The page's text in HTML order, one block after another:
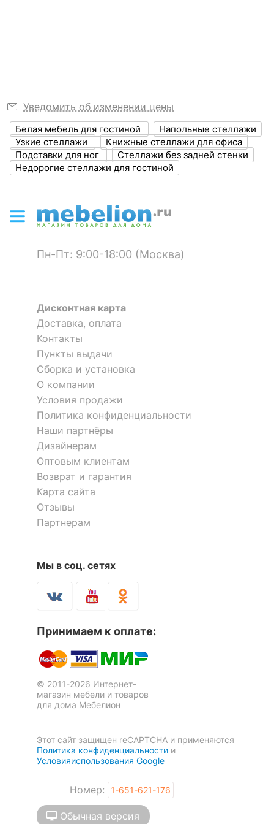
Объем упаковки,
куб. м
?
0.06
Масса брутто, кг 21
Цвет корпуса ? венге
Материал корпуса ? ЛДСП Е1
КОМПЛЕКТАЦИЯ
Компоненты,
входящие в
комплект
ОСОБЕННОСТИ ПРИМЕНЕНИЯ
Рекомендуемые
помещения
Уведомить об изменении цены
Белая мебель для гостиной
Напольные стеллажи
Узкие стеллажи
Книжные стеллажи для офиса
Подставки для ног
Стеллажи без задней стенки
Недорогие стеллажи для гостиной
Пн-Пт: 9:00-18:00 (Москва)
Дисконтная карта
Доставка, оплата
Контакты
Пункты выдачи
Сборка и установка
О компании
Условия продажи
Политика конфиденциальности
Наши партнёры
Дизайнерам
Оптовым клиентам
Возврат и гарантия
Карта сайта
Отзывы
Партнерам
Мы в соц. сетях
Принимаем к оплате:
© 2011-2026 Интернет-
магазин мебели и товаров
для дома Мебелион
Этот сайт защищен reCAPTCHA и применяются
Политика конфиденциальности и
Условияиспользования Google
Номер: 1-651-621-176
Обычная версия